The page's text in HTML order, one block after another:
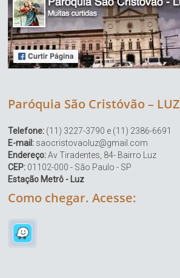
Paróquia São Cristóvão – LUZ
Telefone: (11) 3227-3790 e (11) 2386-6691
E-mail: saocristovaoluz@gmail.com
Endereço:Av Tiradentes, 84- Bairro Luz
CEP: 01102-000 - São Paulo - SP
Estação Metrô - Luz
Como chegar. Acesse: